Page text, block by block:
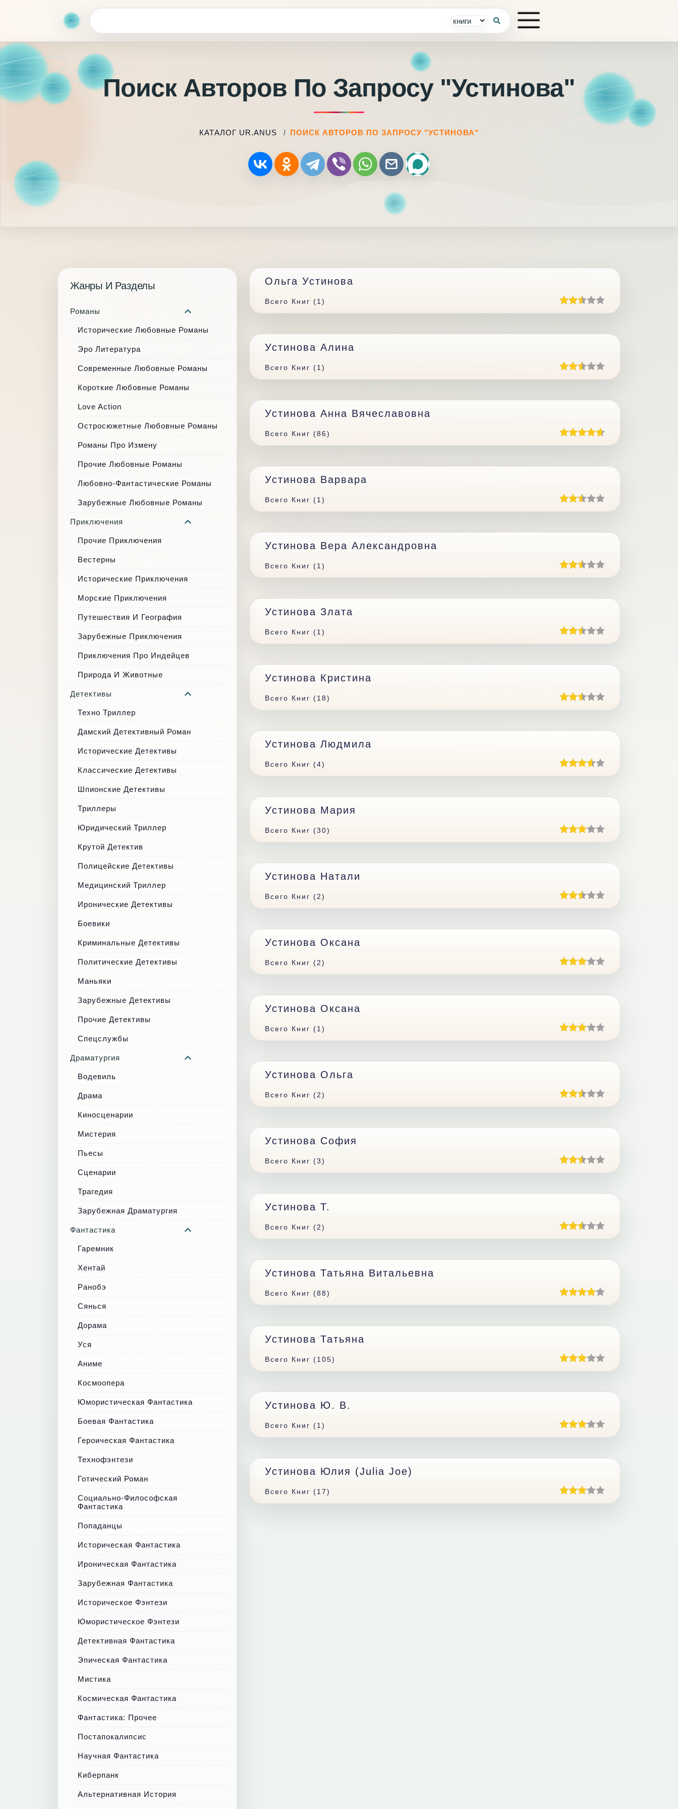
Поиск Авторов По Запросу "устинова"
КАТАЛОГ UR.ANUS ПОИСК АВТОРОВ ПО ЗАПРОСУ "УСТИНОВА"
Ольга Устинова
Всего Книг (1)
Устинова Алина
Всего Книг (1)
Устинова Анна Вячеславовна
Всего Книг (86)
Устинова Варвара
Всего Книг (1)
Устинова Вера Александровна
Всего Книг (1)
Устинова Злата
Всего Книг (1)
Устинова Кристина
Всего Книг (18)
Устинова Людмила
Всего Книг (4)
Устинова Мария
Всего Книг (30)
Устинова Натали
Всего Книг (2)
Устинова Оксана
Всего Книг (2)
Устинова Оксана
Всего Книг (1)
Устинова Ольга
Всего Книг (2)
Устинова София
Всего Книг (3)
Устинова Т.
Всего Книг (2)
Устинова Татьяна Витальевна
Всего Книг (88)
Устинова Татьяна
Всего Книг (105)
Устинова Ю. В.
Всего Книг (1)
Устинова Юлия (Julia Joe)
Всего Книг (17)
Жанры И Разделы
Романы
Исторические Любовные Романы
Эро Литература
Современные Любовные Романы
Короткие Любовные Романы
Love Action
Остросюжетные Любовные Романы
Романы Про Измену
Прочие Любовные Романы
Любовно-Фантастические Романы
Зарубежные Любовные Романы
Приключения
Прочие Приключения
Вестерны
Исторические Приключения
Морские Приключения
Путешествия И География
Зарубежные Приключения
Приключения Про Индейцев
Природа И Животные
Детективы
Техно Триллер
Дамский Детективный Роман
Исторические Детективы
Классические Детективы
Шпионские Детективы
Триллеры
Юридический Триллер
Крутой Детектив
Полицейские Детективы
Медицинский Триллер
Иронические Детективы
Боевики
Криминальные Детективы
Политические Детективы
Маньяки
Зарубежные Детективы
Прочие Детективы
Спецслужбы
Драматургия
Водевиль
Драма
Киносценарии
Мистерия
Пьесы
Сценарии
Трагедия
Зарубежная Драматургия
Фантастика
Гаремник
Хентай
Ранобэ
Сянься
Дорама
Уся
Аниме
Космоопера
Юмористическая Фантастика
Боевая Фантастика
Героическая Фантастика
Технофэнтези
Готический Роман
Социально-Философская
Фантастика
Попаданцы
Историческая Фантастика
Ироническая Фантастика
Зарубежная Фантастика
Историческое Фэнтези
Юмористическое Фэнтези
Детективная Фантастика
Эпическая Фантастика
Мистика
Космическая Фантастика
Фантастика: Прочее
Постапокалипсис
Научная Фантастика
Киберпанк
Альтернативная История